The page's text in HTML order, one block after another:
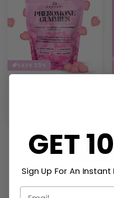
SAVE 23%
Alle
GET
Sign Up For An